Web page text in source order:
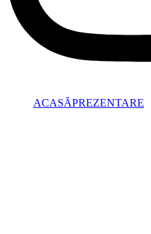
ACASĂPREZENTARE